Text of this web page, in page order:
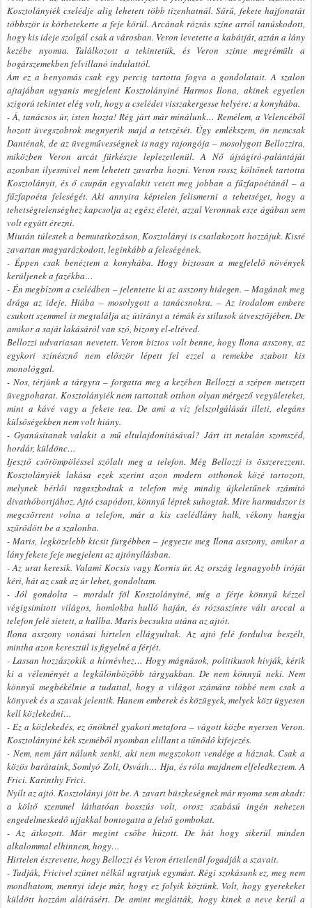
Kosztolányiék cselédje alig lehetett több tizenhatnál. Sűrű, fekete hajfonatát
többször is körbetekerte a feje körül. Arcának rózsás színe arról tanúskodott,
hogy kis ideje szolgál csak a városban. Veron levetette a kabátját, aztán a lány
kezébe nyomta. Találkozott a tekintetük, és Veron szinte megrémült a
bogárszemekben felvillanó indulattól.
Ám ez a benyomás csak egy percig tartotta fogva a gondolatait. A szalon
ajtajában ugyanis megjelent Kosztolányiné Harmos Ilona, akinek egyetlen
szigorú tekintet elég volt, hogy a cselédet visszakergesse helyére: a konyhába.
- Á, tanácsos úr, isten hozta! Rég járt már minálunk… Remélem, a Velencéből
hozott üvegszobrok megnyerik majd a tetszését. Úgy emlékszem, ön nemcsak
Danténak, de az üvegművességnek is nagy rajongója – mosolygott Bellozzira,
miközben Veron arcát fürkészte leplezetlenül.A Nő újságíró-palántáját
azonban ilyesmivel nem lehetett zavarba hozni. Veron rossz költőnek tartotta
Kosztolányit, és ő csupán egyvalakit vetett meg jobban a fűzfapoétánál – a
fűzfapoéta feleségét. Aki annyira képtelen felismerni a tehetséget, hogy a
tehetségtelenséghez kapcsolja az egész életét, azzal Veronnak esze ágában sem
volt együtt érezni.
Miután túlestek a bemutatkozáson, Kosztolányi is csatlakozott hozzájuk. Kissé
zavartan magyarázkodott, leginkább a feleségének.
- Éppen csak benéztem a konyhába. Hogy biztosan a megfelelő növények
kerüljenek a fazékba…
- Én megbízom a cselédben – jelentette ki az asszony hidegen. – Magának meg
drága az ideje. Hiába – mosolygott a tanácsnokra. – Az irodalom embere
csukott szemmel is megtalálja az útirányt a témák és stílusok útvesztőjében. De
amikor a saját lakásáról van szó, bizony el-eltéved.
Bellozzi udvariasan nevetett. Veron biztos volt benne, hogy Ilona asszony, az
egykori színésznő nem először lépett fel ezzel a remekbe szabott kis
monológgal.
- Nos, térjünk a tárgyra – forgatta meg a kezében Bellozzi a szépen metszett
üvegpoharat. Kosztolányiék nem tartottak otthon olyan mérgező vegyületeket,
mint a kávé vagy a fekete tea. De ami a víz felszolgálását illeti, elegáns
külsőségekben nem volt hiány.
- Gyanúsítanak valakit a mű eltulajdonításával? Járt itt netalán szomszéd,
hordár, küldönc…
Ijesztő csörömpöléssel szólalt meg a telefon. Még Bellozzi is összerezzent.
Kosztolányiék lakása ezek szerint azon modern otthonok közé tartozott,
melynek bérlői ragaszkodtak a telefon még mindig újkeletűnek számító
divathóbortjához. Ajtó csapódott, könnyű léptek suhogtak. Mire harmadszor is
megcsörrent volna a telefon, már a kis cselédlány halk, vékony hangja
szűrődött be a szalonba.
- Maris, legközelebb kicsit fürgébben – jegyezte meg Ilona asszony, amikor a
lány fekete feje megjelent az ajtónyílásban.
- Az urat keresik. Valami Kocsis vagy Kornis úr. Az ország legnagyobb íróját
kéri, hát az csak az úr lehet, gondoltam.
- Jól gondolta – mordult föl Kosztolányiné, míg a férje könnyű kézzel
végigsimított világos, homlokba hulló haján, és rózsaszínre vált arccal a
telefon felé sietett, a hallba. Maris becsukta utána az ajtót.
Ilona asszony vonásai hirtelen ellágyultak. Az ajtó felé fordulva beszélt,
mintha azon keresztül is figyelné a férjét.
- Lassan hozzászokik a hírnévhez… Hogy mágnások, politikusok hívják, kérik
ki a véleményét a legkülönbözőbb tárgyakban. De nem könnyű neki. Nem
könnyű megbékélnie a tudattal, hogy a világot számára többé nem csak a
könyvek és a szavak jelentik. Hanem emberek és közügyek, melyek közt ügyesen
kell közlekedni…
- Ez a közlekedés, ez önöknél gyakori metafora – vágott közbe nyersen Veron.
Kosztolányiné kék szeméből nyomban elillant a tűnődő kifejezés.
- Nem, nem járt nálunk senki, aki nem megszokott vendége a háznak. Csak a
közös barátaink, Somlyó Zoli, Osváth… Hja, és róla majdnem elfeledkeztem. A
Frici. Karinthy Frici.
Nyílt az ajtó. Kosztolányi jött be. A zavart büszkeségnek már nyoma sem akadt:
a költő szemmel láthatóan bosszús volt, orosz szabású ingén nehezen
engedelmeskedő ujjakkal bontogatta a felső gombokat.
- Az átkozott. Már megint csőbe húzott. De hát hogy sikerül minden
alkalommal elhinnem, hogy…
Hirtelen észrevette, hogy Bellozzi és Veron értetlenül fogadják a szavait.
- Tudják, Fricivel szünet nélkül ugratjuk egymást. Régi szokásunk ez, meg nem
mondhatom, mennyi ideje már, hogy ez folyik köztünk. Volt, hogy gyerekeket
küldött hozzám aláírásért. De amint meglátták, hogy kinek a neve kerül a